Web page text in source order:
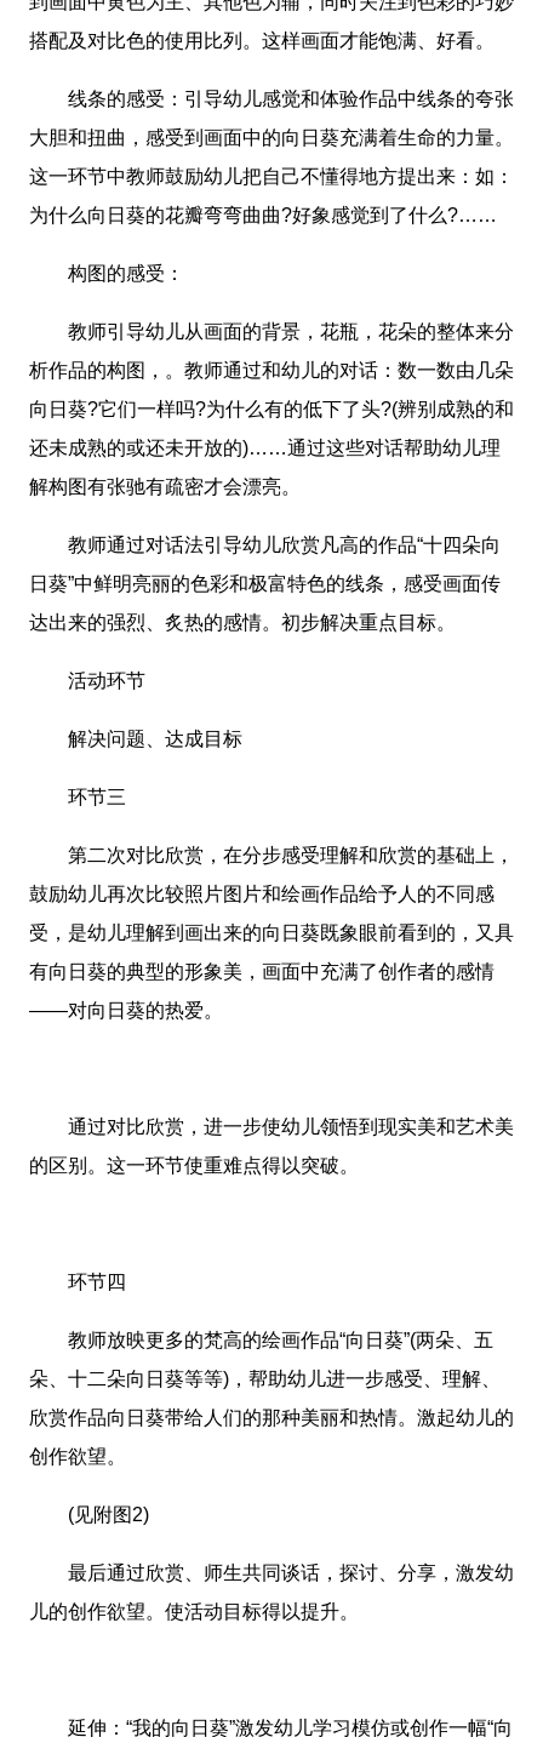
搭配及对比色的使用比列。这样画面才能饱满、好看。
线条的感受：引导幼儿感觉和体验作品中线条的夸张
大胆和扭曲，感受到画面中的向日葵充满着生命的力量。
这一环节中教师鼓励幼儿把自己不懂得地方提出来：如：
为什么向日葵的花瓣弯弯曲曲?好象感觉到了什么?……
构图的感受：
教师引导幼儿从画面的背景，花瓶，花朵的整体来分
析作品的构图，。教师通过和幼儿的对话：数一数由几朵
向日葵?它们一样吗?为什么有的低下了头?(辨别成熟的和
还未成熟的或还未开放的)……通过这些对话帮助幼儿理
解构图有张驰有疏密才会漂亮。
教师通过对话法引导幼儿欣赏凡高的作品“十四朵向
日葵”中鲜明亮丽的色彩和极富特色的线条，感受画面传
达出来的强烈、炙热的感情。初步解决重点目标。
活动环节
解决问题、达成目标
环节三
第二次对比欣赏，在分步感受理解和欣赏的基础上，
鼓励幼儿再次比较照片图片和绘画作品给予人的不同感
受，是幼儿理解到画出来的向日葵既象眼前看到的，又具
有向日葵的典型的形象美，画面中充满了创作者的感情
——对向日葵的热爱。
通过对比欣赏，进一步使幼儿领悟到现实美和艺术美
的区别。这一环节使重难点得以突破。
环节四
教师放映更多的梵高的绘画作品“向日葵”(两朵、五
朵、十二朵向日葵等等)，帮助幼儿进一步感受、理解、
欣赏作品向日葵带给人们的那种美丽和热情。激起幼儿的
创作欲望。
(见附图2)
最后通过欣赏、师生共同谈话，探讨、分享，激发幼
儿的创作欲望。使活动目标得以提升。
延伸：“我的向日葵”激发幼儿学习模仿或创作一幅“向